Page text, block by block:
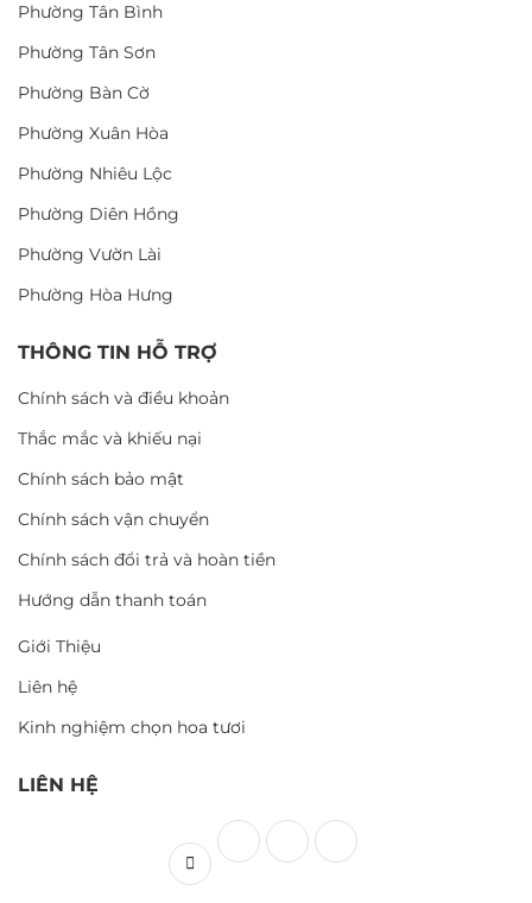
Phường Tân Bình
Phường Tân Sơn
Phường Bàn Cờ
Phường Xuân Hòa
Phường Nhiêu Lộc
Phường Diên Hồng
Phường Vườn Lài
Phường Hòa Hưng
THÔNG TIN HỖ TRỢ
Chính sách và điều khoản
Thắc mắc và khiếu nại
Chính sách bảo mật
Chính sách vận chuyển
Chính sách đổi trả và hoàn tiền
Hướng dẫn thanh toán
Giới Thiệu
Liên hệ
Kinh nghiệm chọn hoa tươi
LIÊN HỆ